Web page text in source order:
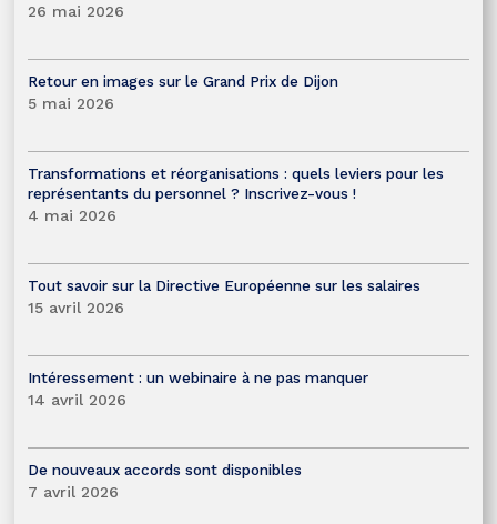
26 mai 2026
Retour en images sur le Grand Prix de Dijon
5 mai 2026
Transformations et réorganisations : quels leviers pour les
représentants du personnel ? Inscrivez-vous !
4 mai 2026
Tout savoir sur la Directive Européenne sur les salaires
15 avril 2026
Intéressement : un webinaire à ne pas manquer
14 avril 2026
De nouveaux accords sont disponibles
7 avril 2026